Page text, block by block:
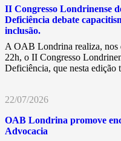
II Congresso Londrinense
Deficiência debate
inclusão.
A OAB Londrina realiza, nos
22h, o II Congresso
Deficiência, que nesta
22/07/2026
OAB Londrina promove
Advocacia